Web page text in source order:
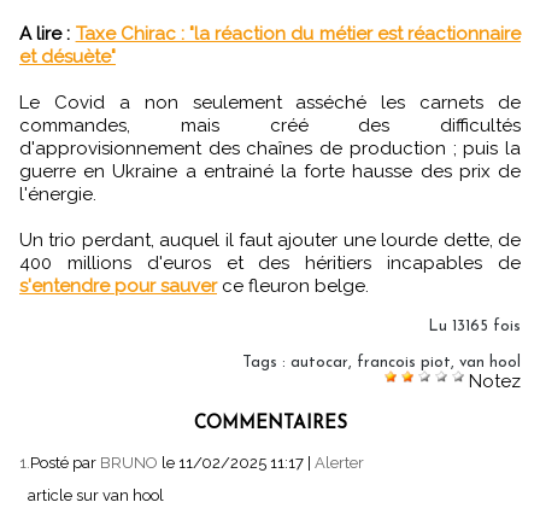
A lire : Taxe Chirac : "la réaction du métier est réactionnaire
et désuète"
Le Covid a non seulement asséché les carnets de
commandes, mais créé des difficultés
d'approvisionnement des chaînes de production ; puis la
guerre en Ukraine a entrainé la forte hausse des prix de
l'énergie.
Un trio perdant, auquel il faut ajouter une lourde dette, de
400 millions d'euros et des héritiers incapables de
s'entendre pour sauverce fleuron belge.
Lu 13165 fois
Tags : autocar, francois piot, van hool
Notez
COMMENTAIRES
1. Posté par BRUNO le 11/02/2025 11:17 Alerter
article sur van hool